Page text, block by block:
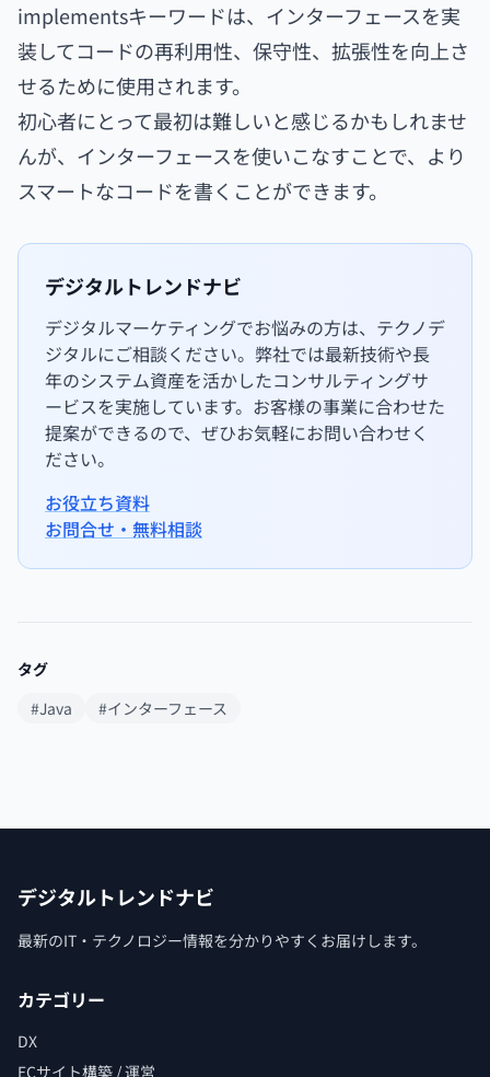
implementsキーワードは、インターフェースを実
装してコードの再利用性、保守性、拡張性を向上さ
せるために使用されます。
初心者にとって最初は難しいと感じるかもしれませ
んが、インターフェースを使いこなすことで、より
スマートなコードを書くことができます。
デジタルトレンドナビ
デジタルマーケティングでお悩みの方は、テクノデ
ジタルにご相談ください。弊社では最新技術や長
年のシステム資産を活かしたコンサルティングサ
ービスを実施しています。お客様の事業に合わせた
提案ができるので、ぜひお気軽にお問い合わせく
ださい。
お役立ち資料
お問合せ・無料相談
タグ
#Java
#インターフェース
デジタルトレンドナビ
最新のIT・テクノロジー情報を分かりやすくお届けします。
カテゴリー
DX
ECサイト構築 / 運営